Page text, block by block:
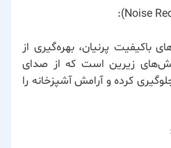
باکیفیت پرنیان، بهره‌گیری از
زیرین است که از صدای
کرده و آرامش آشپزخانه را